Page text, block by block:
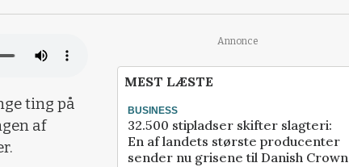
ting på
af
Annonce
MEST LÆSTE
BUSINESS
32.500 stipladser skifter slagteri:
En af landets største producenter
sender nu grisene til Danish Crown